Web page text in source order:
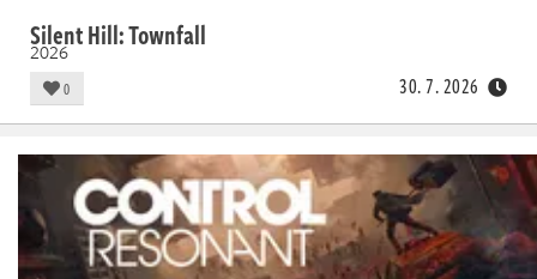
Silent Hill: Townfall
2026
0 30. 7. 2026